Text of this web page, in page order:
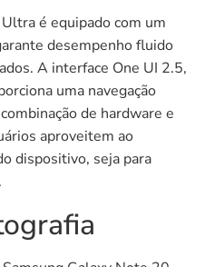
é equipado com um
desempenho fluido
A interface One UI 2.5,
uma navegação
de hardware e
aproveitem ao
dispositivo, seja para